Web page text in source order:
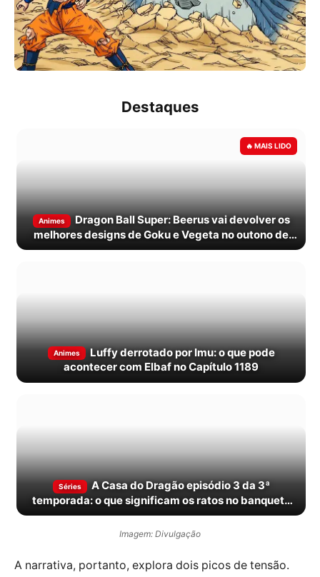
Destaques
Animes
Dragon Ball Super: Beerus vai devolver os
melhores designs de Goku e Vegeta no outono de
2026
Animes
Luffy derrotado por Imu: o que pode
acontecer com Elbaf no Capítulo 1189
Séries
A Casa do Dragão episódio 3 da 3ª
temporada: o que significam os ratos no banquete
de Rhaenyra?
Imagem: Divulgação
A narrativa, portanto, explora dois picos de tensão.